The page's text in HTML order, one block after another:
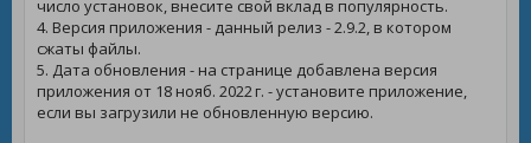
число установок, внесите свой вклад в популярность.
4. Версия приложения - данный релиз - 2.9.2, в котором
сжаты файлы.
5. Дата обновления - на странице добавлена версия
приложения от 18 нояб. 2022 г. - установите приложение,
если вы загрузили не обновленную версию.